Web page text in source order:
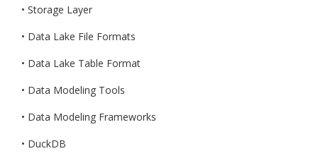
• Storage Layer
• Data Lake File Formats
• Data Lake Table Format
• Data Modeling Tools
• Data Modeling Frameworks
• DuckDB